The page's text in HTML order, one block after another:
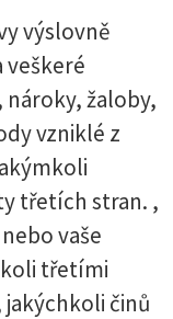
výslovně
veškeré
žaloby,
vzniklé z
třetích stran. ,
vaše
třetími
činů